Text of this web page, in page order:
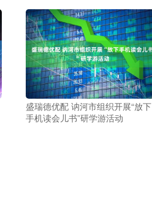
盛瑞德优配 讷河市组织开展“放下
手机读会儿书”研学游活动